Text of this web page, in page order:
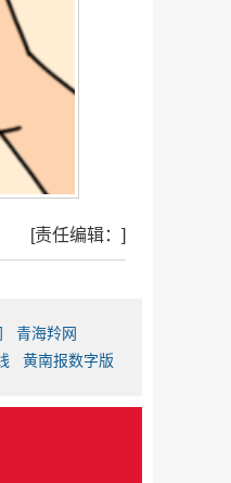
[责任编辑：]
青海羚网
黄南报数字版